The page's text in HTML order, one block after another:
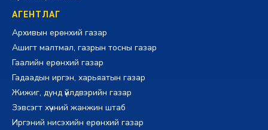
АГЕНТЛАГ
Архивын ерөнхий газар
Ашигт малтмал, газрын тосны газар
Гаалийн ерөнхий газар
Гадаадын иргэн, харьяатын газар
Жижиг, дунд үйлдвэрийн газар
Зэвсэгт хүчний жанжин штаб
Иргэний нисэхийн ерөнхий газар